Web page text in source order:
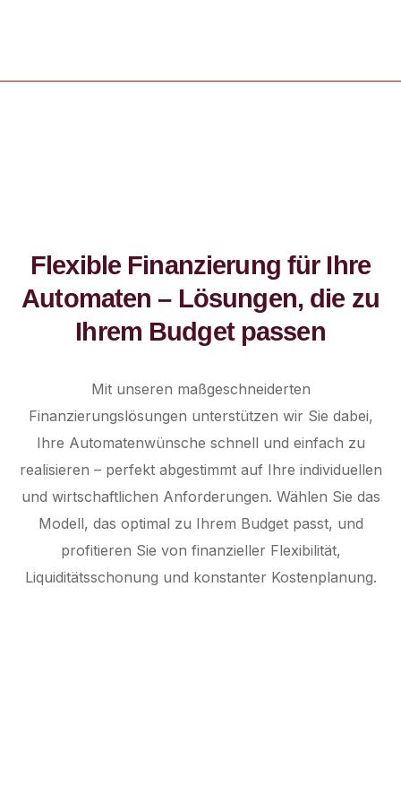
Flexible Finanzierung für Ihre
Automaten – Lösungen, die zu
Ihrem Budget passen
Mit unseren maßgeschneiderten
Finanzierungslösungen unterstützen wir Sie dabei,
Ihre Automatenwünsche schnell und einfach zu
realisieren – perfekt abgestimmt auf Ihre individuellen
und wirtschaftlichen Anforderungen. Wählen Sie das
Modell, das optimal zu Ihrem Budget passt, und
profitieren Sie von finanzieller Flexibilität,
Liquiditätsschonung und konstanter Kostenplanung.